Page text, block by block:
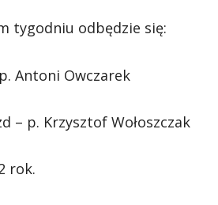
tygodniu odbędzie się:
Antoni Owczarek
– p. Krzysztof Wołoszczak
rok.